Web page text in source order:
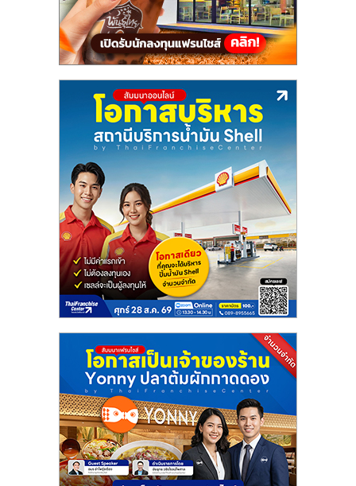
ไชส์,
รวม
แฟ
ไชส์
ขาย
แฟ
ไชส์
แฟ